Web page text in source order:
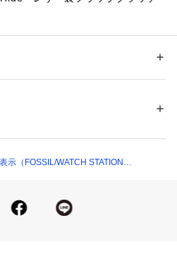
x 1
：100% REPREVE Recycled Polyester
示（FOSSIL/WATCH STATION